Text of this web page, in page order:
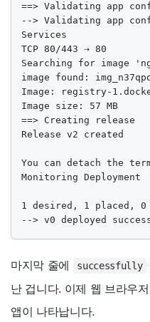
==> Validating app
--> Validating app
Services
TCP 80/443 ⇢ 80
Searching for image
image found:
Image: registry-
Image size: 57 MB
==> Creating release
Release v2 created
You can detach the
Monitoring Deployment
1 desired, 1 placed,
--> v0 deployed
마지막 줄에 successfully
난 겁니다. 이제 웹 브라우
앱이 나타납니다.